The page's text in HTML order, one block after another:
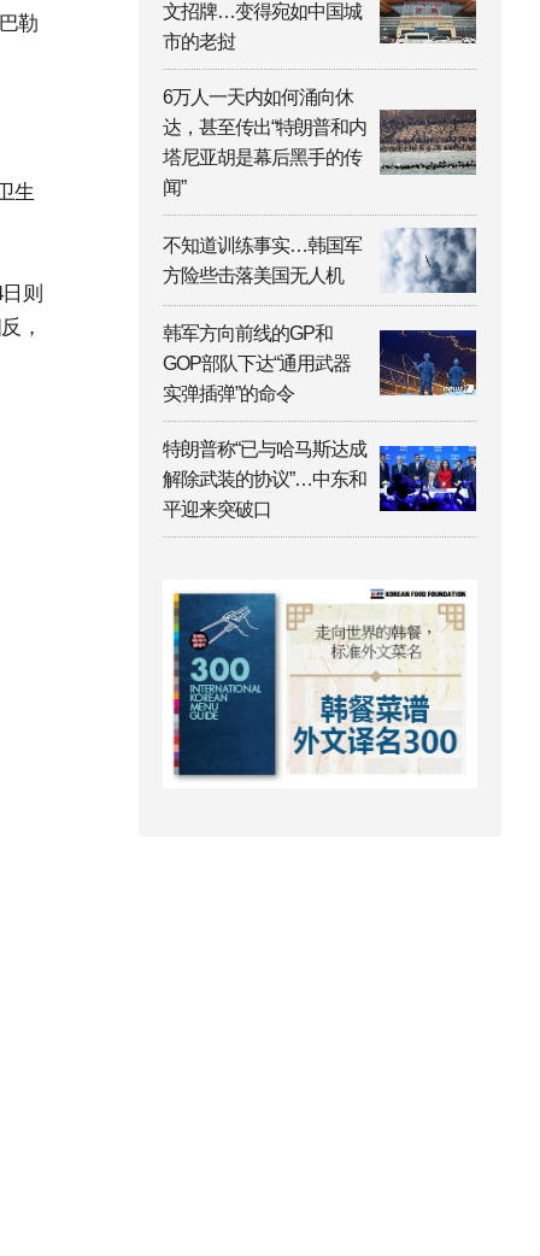
勒
生
则
，
文招牌…变得宛如中国城
市的老挝
6万人一天内如何涌向休
达，甚至传出“特朗普和内
塔尼亚胡是幕后黑手的传
闻”
不知道训练事实…韩国军
方险些击落美国无人机
韩军方向前线的GP和
GOP部队下达“通用武器
实弹插弹”的命令
特朗普称“已与哈马斯达成
解除武装的协议”…中东和
平迎来突破口